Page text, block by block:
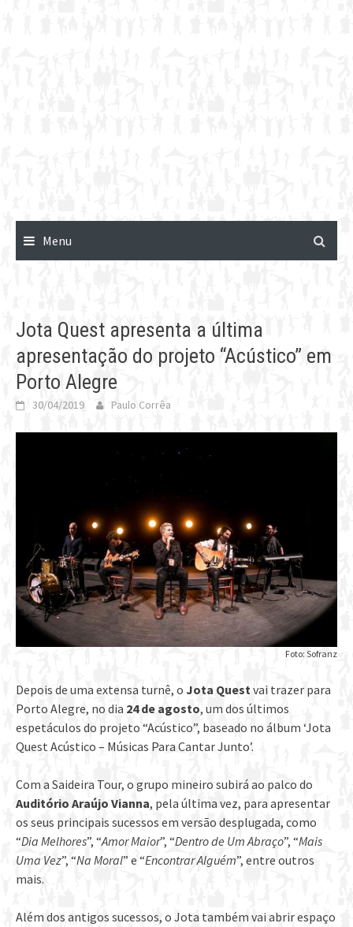
Menu
Jota Quest apresenta a última
apresentação do projeto “Acústico” em
Porto Alegre
30/04/2019 Paulo Corrêa
Foto: Sofranz
Depois de uma extensa turnê, o Jota Questvai trazer para
Porto Alegre, no dia 24 de agosto, um dos últimos
espetáculos do projeto “Acústico”, baseado no álbum ‘Jota
Quest Acústico – Músicas Para Cantar Junto’.
Com a Saideira Tour, o grupo mineiro subirá ao palco do
Auditório Araújo Vianna, pela última vez, para apresentar
os seus principais sucessos em versão desplugada, como
“Dia Melhores”, “Amor Maior”, “Dentro de Um Abraço”, “Mais
Uma Vez”, “Na Moral” e “Encontrar Alguém”, entre outros
mais.
Além dos antigos sucessos, o Jota também vai abrir espaço